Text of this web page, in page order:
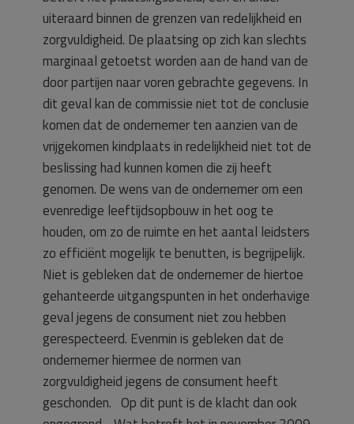
uiteraard binnen de grenzen van redelijkheid en
zorgvuldigheid. De plaatsing op zich kan slechts
marginaal getoetst worden aan de hand van de
door partijen naar voren gebrachte gegevens. In
dit geval kan de commissie niet tot de conclusie
komen dat de ondernemer ten aanzien van de
vrijgekomen kindplaats in redelijkheid niet tot de
beslissing had kunnen komen die zij heeft
genomen. De wens van de ondernemer om een
evenredige leeftijdsopbouw in het oog te
houden, om zo de ruimte en het aantal leidsters
zo efficiënt mogelijk te benutten, is begrijpelijk.
Niet is gebleken dat de ondernemer de hiertoe
gehanteerde uitgangspunten in het onderhavige
geval jegens de consument niet zou hebben
gerespecteerd. Evenmin is gebleken dat de
ondernemer hiermee de normen van
zorgvuldigheid jegens de consument heeft
geschonden. Op dit punt is de klacht dan ook